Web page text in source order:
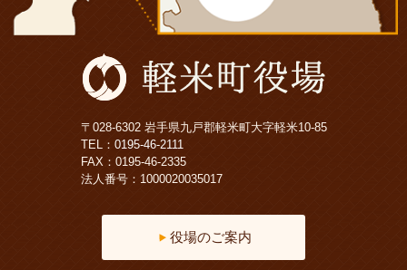
〒028-6302 岩手県九戸郡軽米町大字軽米10-85
TEL： 0195-46-2111
FAX：0195-46-2335
法人番号：1000020035017
役場のご案内